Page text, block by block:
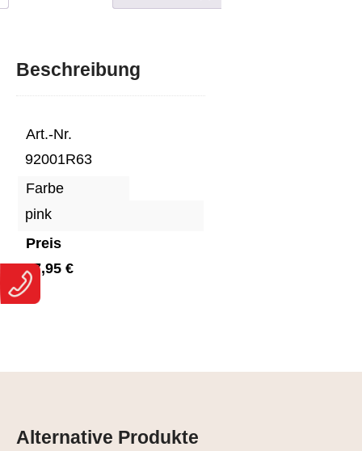
Beschreibung
Art.-Nr.
92001R63
Farbe
pink
Preis
17,95 €
Alternative Produkte